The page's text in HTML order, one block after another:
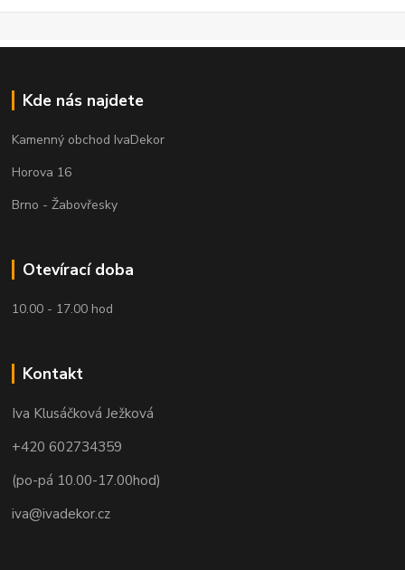
Kde nás najdete
Kamenný obchod IvaDekor
Horova 16
Brno - Žabovřesky
Otevírací doba
10.00 - 17.00 hod
Kontakt
Iva Klusáčková Ježková
+420 602734359
(po-pá 10.00-17.00hod)
iva@ivadekor.cz